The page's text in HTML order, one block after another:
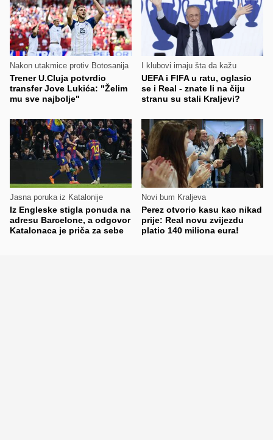
Nakon utakmice protiv Botosanija
Trener U.Cluja potvrdio
transfer Jove Lukića: "Želim
mu sve najbolje"
I klubovi imaju šta da kažu
UEFA i FIFA u ratu, oglasio
se i Real - znate li na čiju
stranu su stali Kraljevi?
Jasna poruka iz Katalonije
Iz Engleske stigla ponuda na
adresu Barcelone, a odgovor
Katalonaca je priča za sebe
Novi bum Kraljeva
Perez otvorio kasu kao nikad
prije: Real novu zvijezdu
platio 140 miliona eura!